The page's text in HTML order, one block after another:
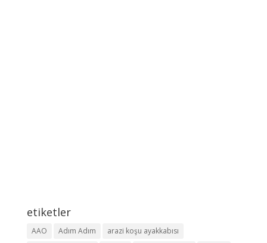
etiketler
AAO Adım Adım
arazi koşu ayakkabısı